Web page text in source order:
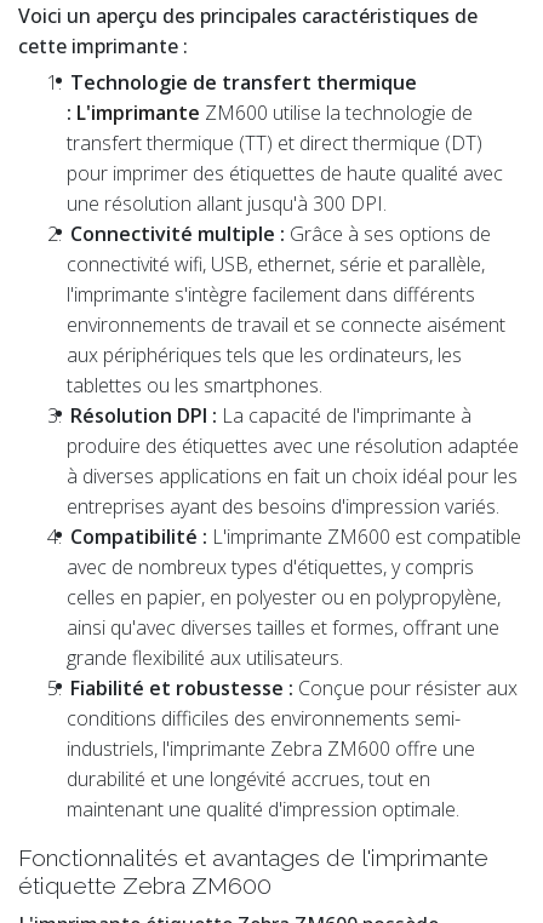
Voici un aperçu des principales caractéristiques de
cette imprimante :
Technologie de transfert thermique
: L'imprimante ZM600 utilise la technologie de
transfert thermique (TT) et direct thermique (DT)
pour imprimer des étiquettes de haute qualité avec
une résolution allant jusqu'à 300 DPI.
Connectivité multiple : Grâce à ses options de
connectivité wifi, USB, ethernet, série et parallèle,
l'imprimante s'intègre facilement dans différents
environnements de travail et se connecte aisément
aux périphériques tels que les ordinateurs, les
tablettes ou les smartphones.
Résolution DPI : La capacité de l'imprimante à
produire des étiquettes avec une résolution adaptée
à diverses applications en fait un choix idéal pour les
entreprises ayant des besoins d'impression variés.
Compatibilité : L'imprimante ZM600 est compatible
avec de nombreux types d'étiquettes, y compris
celles en papier, en polyester ou en polypropylène,
ainsi qu'avec diverses tailles et formes, offrant une
grande flexibilité aux utilisateurs.
Fiabilité et robustesse : Conçue pour résister aux
conditions difficiles des environnements semi-
industriels, l'imprimante Zebra ZM600 offre une
durabilité et une longévité accrues, tout en
maintenant une qualité d'impression optimale.
Fonctionnalités et avantages de l'imprimante
étiquette Zebra ZM600